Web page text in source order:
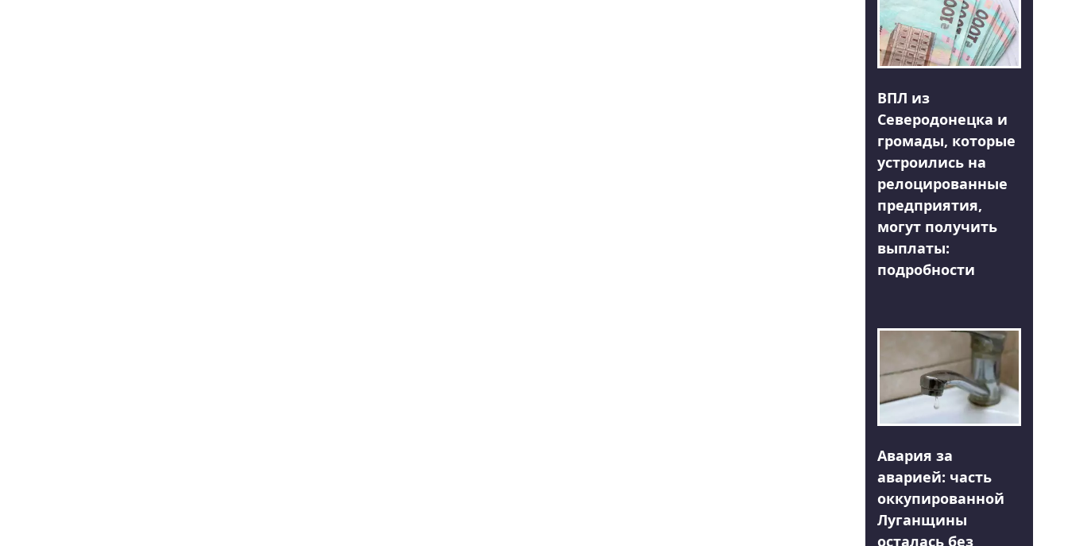
ВПЛ из
Северодонецка и
громады, которые
устроились на
релоцированные
предприятия,
могут получить
выплаты:
подробности
Авария за
аварией: часть
оккупированной
Луганщины
осталась без